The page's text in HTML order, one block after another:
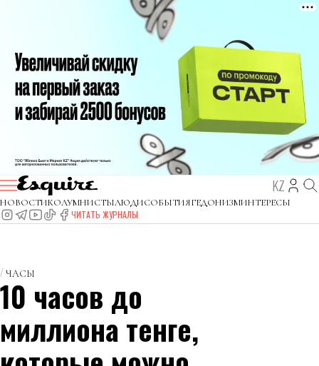
KZ
НОВОСТИКОЛУМНИСТЫЛЮДИСОБЫТИЯГЕДОНИЗМИНТЕРЕСЫ
ЧИТАТЬ ЖУРНАЛЫ
ЧAСЫ
10 часов до
миллиона тенге,